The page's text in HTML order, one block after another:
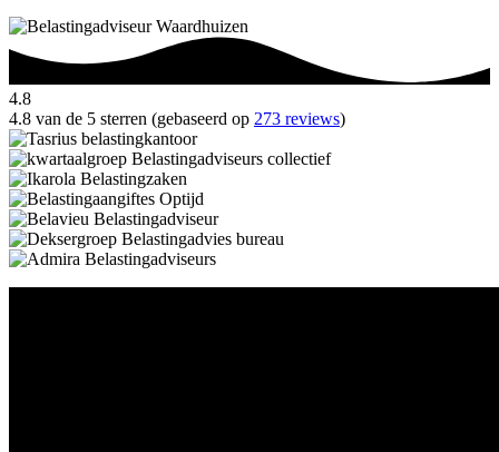
4.8
4.8 van de 5 sterren (gebaseerd op 273 reviews)